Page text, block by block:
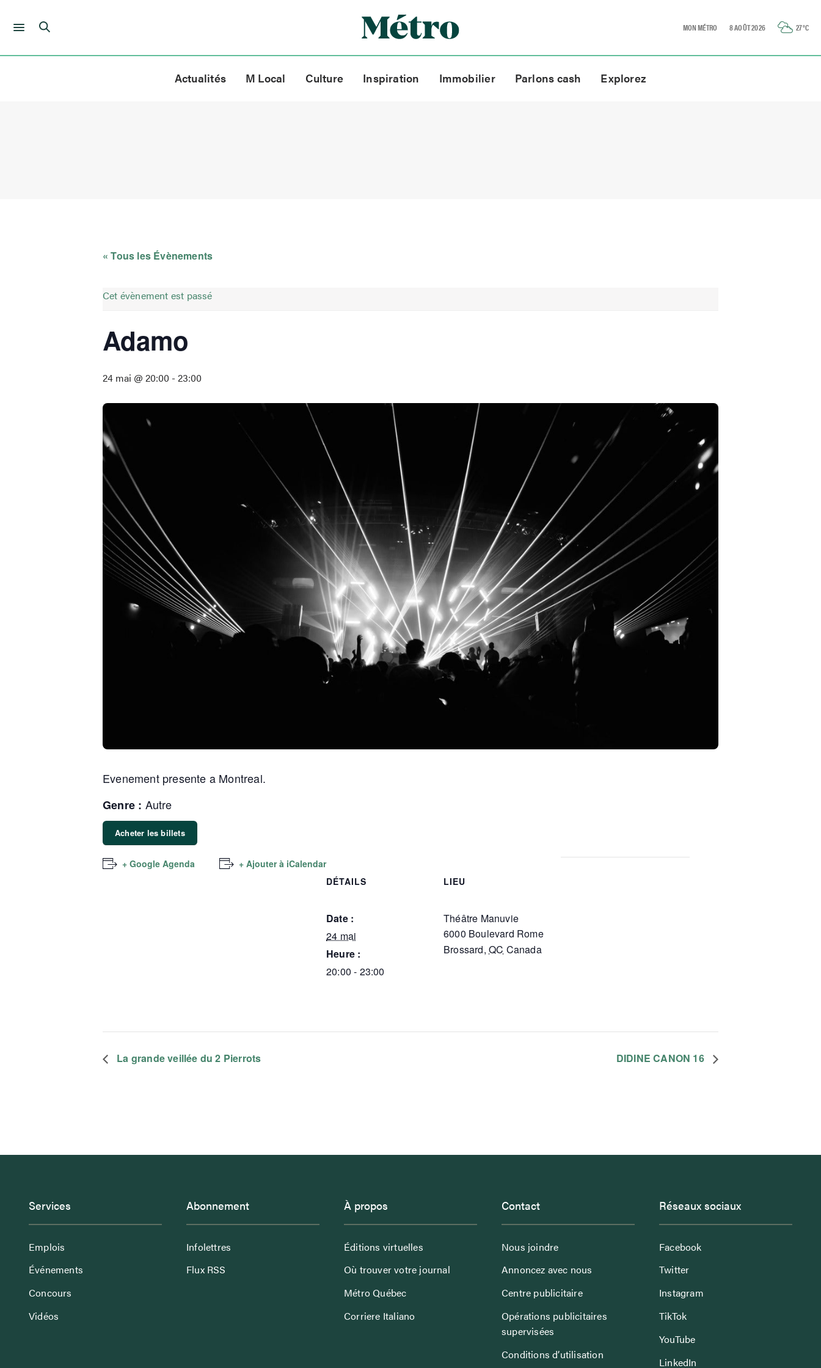
Skip
MON MÉTRO 8 AOÛT 2026 27°C
Actualités M Local Culture Inspiration Immobilier Parlons cash Explorez
« Tous les Évènements
Cet évènement est passé
Adamo
24 mai @ 20:00 -23:00
Evenement presente a Montreal.
Genre : Autre
Acheter les billets
+ Google Agenda
+ Ajouter à iCalendar
DÉTAILS
Date :
24 mai
Heure :
20:00 - 23:00
LIEU
Théâtre Manuvie
6000 Boulevard Rome
Brossard, QC Canada
La grande veillée du 2 Pierrots DIDINE CANON 16
Services
Emplois
Événements
Concours
Vidéos
Abonnement
Infolettres
Flux RSS
À propos
Éditions virtuelles
Où trouver votre journal
Métro Québec
Corriere Italiano
Contact
Nous joindre
Annoncez avec nous
Centre publicitaire
Opérations publicitaires
supervisées
Conditions d’utilisation
Réseaux sociaux
Facebook
Twitter
Instagram
TikTok
YouTube
LinkedIn